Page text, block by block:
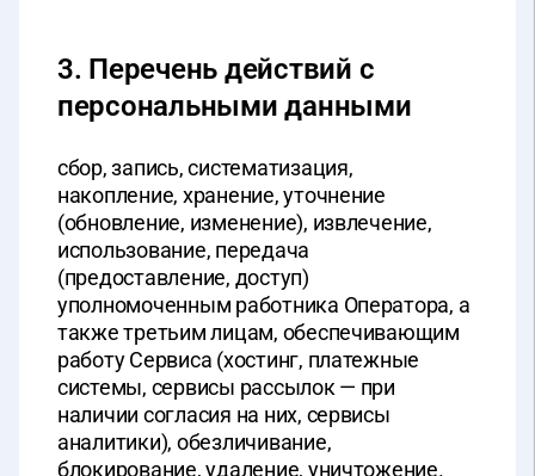
3. Перечень действий с
персональными данными
сбор, запись, систематизация,
накопление, хранение, уточнение
(обновление, изменение), извлечение,
использование, передача
(предоставление, доступ)
уполномоченным работника Оператора, а
также третьим лицам, обеспечивающим
работу Сервиса (хостинг, платежные
системы, сервисы рассылок — при
наличии согласия на них, сервисы
аналитики), обезличивание,
блокирование, удаление, уничтожение.